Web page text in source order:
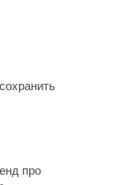
про